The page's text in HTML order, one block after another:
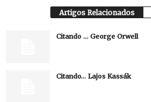
Artigos Relacionados
Citando … George Orwell
Citando… Lajos Kassák